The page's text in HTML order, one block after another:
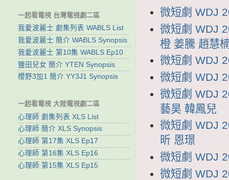
微短劇 WDJ
微短劇 WDJ
橙 姜騰 趙慧
微短劇 WDJ
微短劇 WDJ
微短劇 WDJ
藝昊 韓鳳兒
微短劇 WDJ
昕 恩璟
微短劇 WDJ
微短劇 WDJ
一起看電視 台灣電視劇二區
我愛波麗士 劇集列表 WABLS List
我愛波麗士 簡介 WABLS Synopsis
我愛波麗士 第10集 WABLS Ep10
鹽田兒女 簡介 YTEN Synopsis
櫻野3加1 簡介 YY3J1 Synopsis
一起看電視 大陸電視劇二區
心理師 劇集列表 XLS List
心理師 簡介 XLS Synopsis
心理師 第17集 XLS Ep17
心理師 第16集 XLS Ep16
心理師 第15集 XLS Ep15